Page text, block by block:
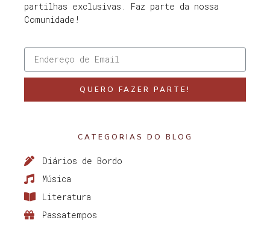
partilhas exclusivas. Faz parte da nossa
Comunidade!
QUERO FAZER PARTE!
CATEGORIAS DO BLOG
Diários de Bordo
Música
Literatura
Passatempos